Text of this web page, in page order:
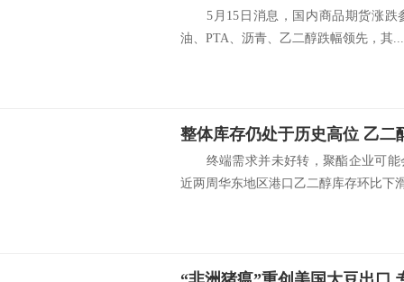
5月15日消息，国内商品期货涨跌
油、PTA、沥青、乙二醇跌幅领先，其...
整体库存仍处于历史高位 乙二
终端需求并未好转，聚酯企业可能
近两周华东地区港口乙二醇库存环比下